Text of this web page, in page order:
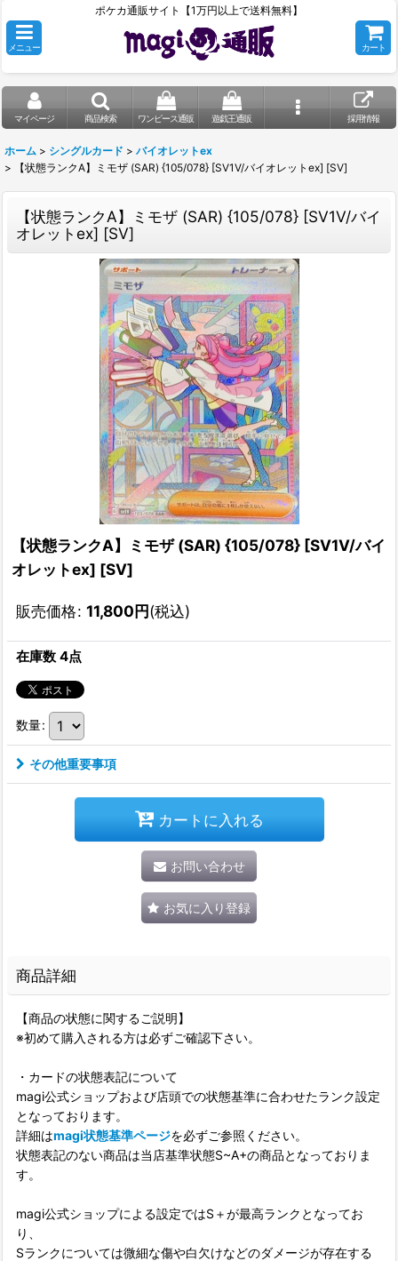
ポケカ通販サイト【1万円以上で送料無料】
メニュー カート
マイページ 商品検索 ワンピース通販 遊戯王通販 採用情報
ホーム > シングルカード > バイオレットex
>
【状態ランクA】ミモザ (SAR) {105/078} [SV1V/バイオレットex] [SV]
【状態ランクA】ミモザ (SAR) {105/078} [SV1V/バイ
オレットex] [SV]
【状態ランクA】ミモザ (SAR) {105/078} [SV1V/バイ
オレットex] [SV]
販売価格: 11,800円(税込)
在庫数 4点
数量:
その他重要事項
カートに入れる
お問い合わせ
お気に入り登録
商品詳細
【商品の状態に関するご説明】
※初めて購入される方は必ずご確認下さい。
・カードの状態表記について
magi公式ショップおよび店頭での状態基準に合わせたランク設定
となっております。
詳細はmagi状態基準ページを必ずご参照ください。
状態表記のない商品は当店基準状態S~A+の商品となっておりま
す。
magi公式ショップによる設定ではS＋が最高ランクとなってお
り、
Sランクについては微細な傷や白欠けなどのダメージが存在する